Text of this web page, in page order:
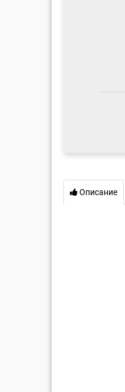
Описание